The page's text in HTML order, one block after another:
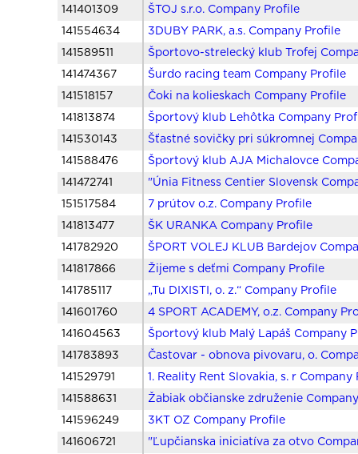
141401309
ŠTOJ s.r.o. Company Profile
141554634
3DUBY PARK, a.s. Company Profile
141589511
Športovo-strelecký klub Trofej
141474367
Šurdo racing team Company Profile
141518157
Čoki na kolieskach Company Profile
141813874
Športový klub Lehôtka Company
141530143
Šťastné sovičky pri súkromnej
141588476
Športový klub AJA Michalovce
141472741
"Únia Fitness Centier Slovensk
151517584
7 prútov o.z. Company Profile
141813477
ŠK URANKA Company Profile
141782920
ŠPORT VOLEJ KLUB Bardejov
141817866
Žijeme s deťmi Company Profile
141785117
„Tu DIXISTI, o. z.“ Company Profile
141601760
4 SPORT ACADEMY, o.z. Company
141604563
Športový klub Malý Lapáš Company
141783893
Častovar - obnova pivovaru, o.
141529791
1. Reality Rent Slovakia, s. r Company
141588631
Žabiak občianske združenie
141596249
3KT OZ Company Profile
141606721
"Ľupčianska iniciatíva za otvo